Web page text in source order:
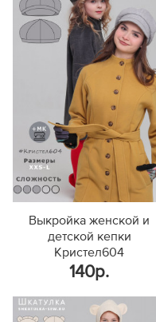
Выкройка женской и
детской кепки
Кристел604
140р.